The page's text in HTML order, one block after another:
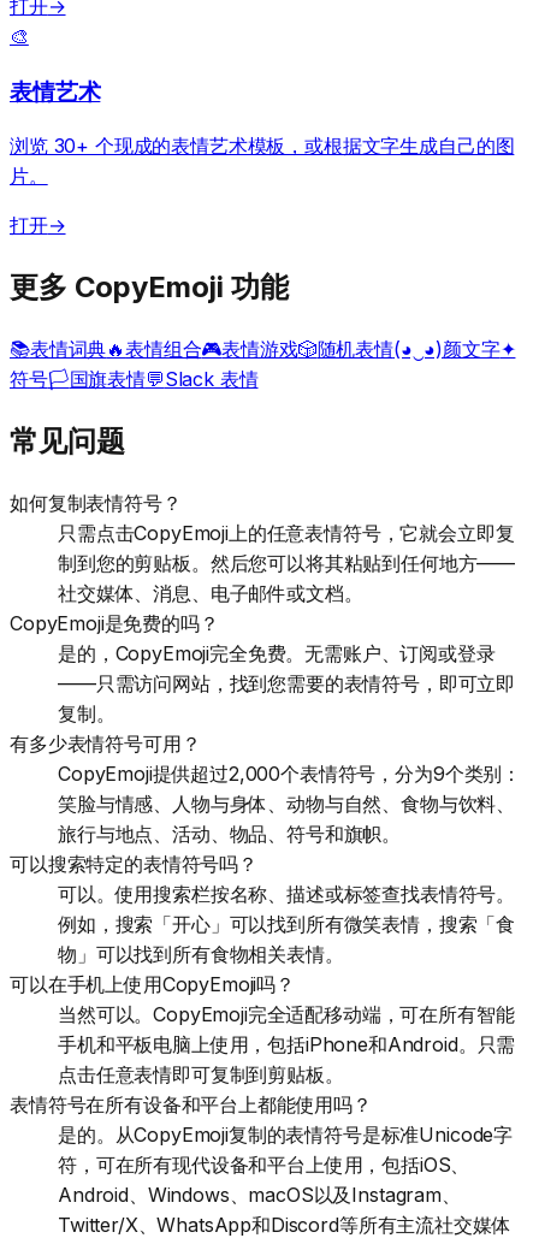
打开→
🎨
表情艺术
浏览 30+ 个现成的表情艺术模板，或根据文字生成自己的图
片。
打开→
更多 CopyEmoji 功能
📚表情词典🔥表情组合🎮表情游戏🎲随机表情(◕‿◕)颜文字✦
符号🏳️国旗表情💬Slack 表情
常见问题
如何复制表情符号？
只需点击CopyEmoji上的任意表情符号，它就会立即复
制到您的剪贴板。然后您可以将其粘贴到任何地方——
社交媒体、消息、电子邮件或文档。
CopyEmoji是免费的吗？
是的，CopyEmoji完全免费。无需账户、订阅或登录
——只需访问网站，找到您需要的表情符号，即可立即
复制。
有多少表情符号可用？
CopyEmoji提供超过2,000个表情符号，分为9个类别：
笑脸与情感、人物与身体、动物与自然、食物与饮料、
旅行与地点、活动、物品、符号和旗帜。
可以搜索特定的表情符号吗？
可以。使用搜索栏按名称、描述或标签查找表情符号。
例如，搜索「开心」可以找到所有微笑表情，搜索「食
物」可以找到所有食物相关表情。
可以在手机上使用CopyEmoji吗？
当然可以。CopyEmoji完全适配移动端，可在所有智能
手机和平板电脑上使用，包括iPhone和Android。只需
点击任意表情即可复制到剪贴板。
表情符号在所有设备和平台上都能使用吗？
是的。从CopyEmoji复制的表情符号是标准Unicode字
符，可在所有现代设备和平台上使用，包括iOS、
Android、Windows、macOS以及Instagram、
Twitter/X、WhatsApp和Discord等所有主流社交媒体